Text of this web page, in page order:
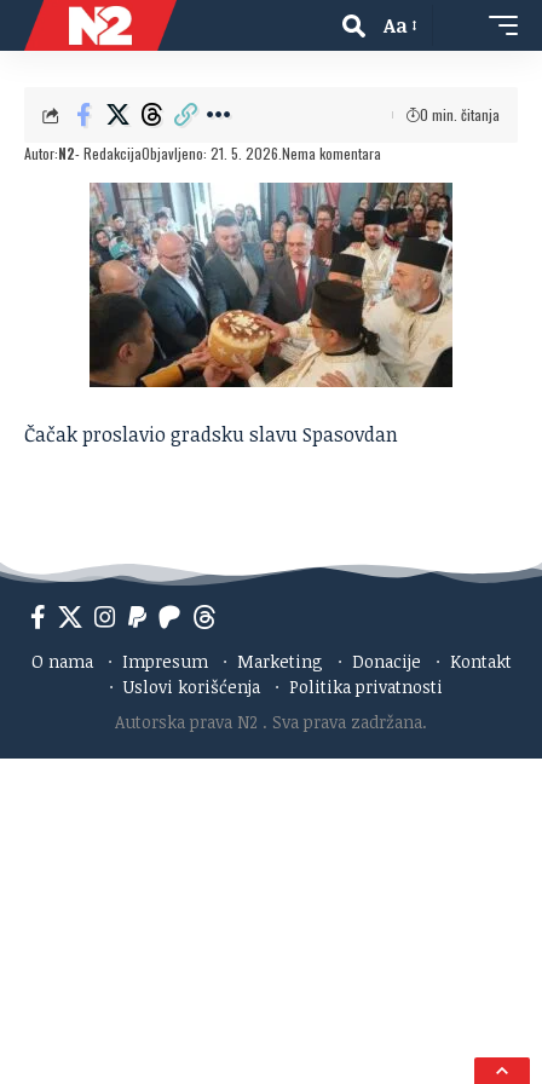
Aa
Autor:N2- RedakcijaObjavljeno: 21. 5. 2026. Nema komentara
0 min. čitanja
Čačak proslavio gradsku slavu Spasovdan
O nama · Impresum · Marketing · Donacije · Kontakt
· Uslovi korišćenja · Politika privatnosti
Autorska prava N2 . Sva prava zadržana.